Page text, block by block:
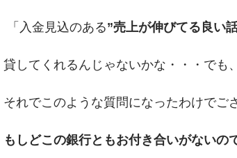
「入金見込のある”売上が伸びてる良い
貸してくれるんじゃないかな・・・でも
それでこのような質問になったわけでご
もしどこの銀行ともお付き合いがないの